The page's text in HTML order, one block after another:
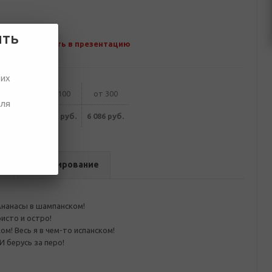
Добавить в презентацию
от 100 от 300
6 188 руб. 6 086 руб.
Брендирование
в шампанском!
и остро!
Весь я в чем-то испанском!
берусь за перо!